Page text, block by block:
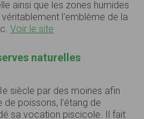
ainsi que les zones humides
l'emblème de la
Voir le site
naturelles
siècle par des moines afin
de poissons, l’étang de
sa vocation piscicole. Il fait